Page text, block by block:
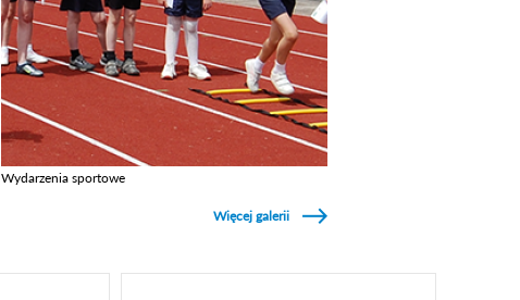
Wydarzenia sportowe
Więcej galerii